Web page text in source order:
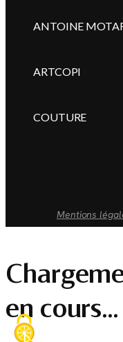
ANTOINE
ARTCOPI
COUTURE
Mentions
en cours…